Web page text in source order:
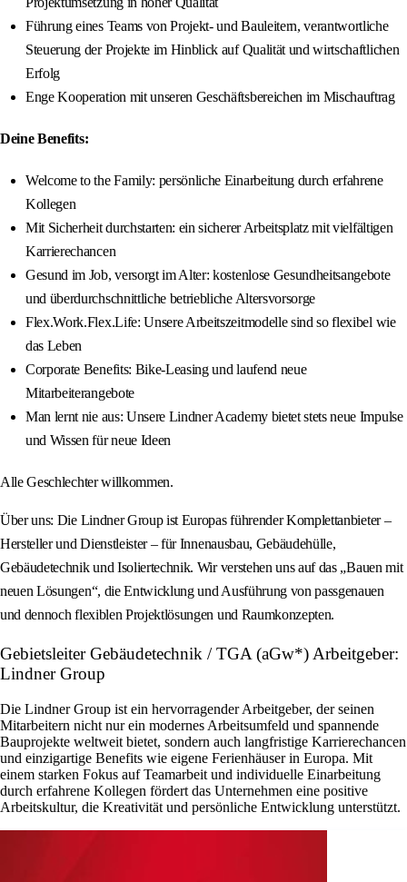
Führung eines Teams von Projekt- und Bauleitern, verantwortliche
Steuerung der Projekte im Hinblick auf Qualität und wirtschaftlichen
Erfolg
Enge Kooperation mit unseren Geschäftsbereichen im Mischauftrag
Deine Benefits:
Welcome to the Family: persönliche Einarbeitung durch erfahrene
Kollegen
Mit Sicherheit durchstarten: ein sicherer Arbeitsplatz mit vielfältigen
Karrierechancen
Gesund im Job, versorgt im Alter: kostenlose Gesundheitsangebote
und überdurchschnittliche betriebliche Altersvorsorge
Flex.Work.Flex.Life: Unsere Arbeitszeitmodelle sind so flexibel wie
das Leben
Corporate Benefits: Bike-Leasing und laufend neue
Mitarbeiterangebote
Man lernt nie aus: Unsere Lindner Academy bietet stets neue Impulse
und Wissen für neue Ideen
Alle Geschlechter willkommen.
Über uns: Die Lindner Group ist Europas führender Komplettanbieter –
Hersteller und Dienstleister – für Innenausbau, Gebäudehülle,
Gebäudetechnik und Isoliertechnik. Wir verstehen uns auf das „Bauen mit
neuen Lösungen“, die Entwicklung und Ausführung von passgenauen
und dennoch flexiblen Projektlösungen und Raumkonzepten.
Gebietsleiter Gebäudetechnik / TGA (aGw*) Arbeitgeber:
Lindner Group
Die Lindner Group ist ein hervorragender Arbeitgeber, der seinen
Mitarbeitern nicht nur ein modernes Arbeitsumfeld und spannende
Bauprojekte weltweit bietet, sondern auch langfristige Karrierechancen
und einzigartige Benefits wie eigene Ferienhäuser in Europa. Mit
einem starken Fokus auf Teamarbeit und individuelle Einarbeitung
durch erfahrene Kollegen fördert das Unternehmen eine positive
Arbeitskultur, die Kreativität und persönliche Entwicklung unterstützt.